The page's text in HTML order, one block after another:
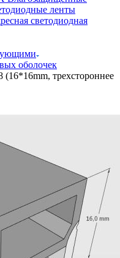
ленты
светодиодная
оболочек
(16*16mm, трехстороннее